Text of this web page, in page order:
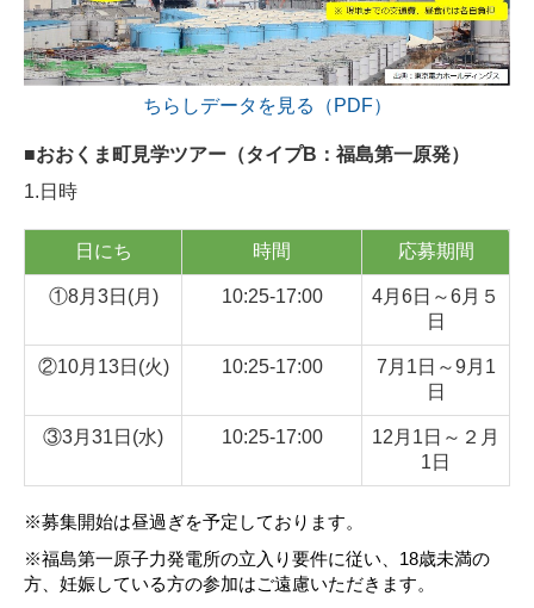
（終了）令和8年度大熊町復興支援員受入事業者の募集
（終了）令和7年度大熊町復興支援員活動報告会
（終了）令和7年度大熊町復興支援員受入事業者の募集
（終了）令和7年度復興支援員募集（5名）
（終了）2024大熊町復興支援員活動報告会
イベント一覧
なつ祭りinおおくま2026
（終了）春のおおくままちなかウォーキング2026
（終了）大熊町関東交流会2025
（終了）秋の坂下ダムウォーキング2025
ちらしデータを見る（PDF）
■おおくま町見学ツアー（タイプB：福島第一原発）
1.日時
日にち 時間 応募期間
①8月3日(月) 10:25-17:00
4月6日～6月５
日
②10月13日(火) 10:25-17:00
7月1日～9月1
日
③3月31日(水) 10:25-17:00
12月1日～２月
1日
※募集開始は昼過ぎを予定しております。
※福島第一原子力発電所の立入り要件に従い、 18歳未満の
方、妊娠している方の参加はご遠慮いただきます。